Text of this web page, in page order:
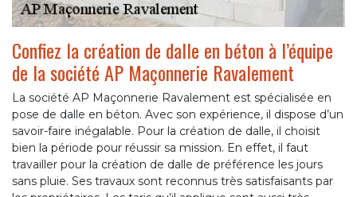
Confiez la création de dalle en béton à l’équipe
de la société AP Maçonnerie Ravalement
La société AP Maçonnerie Ravalement est spécialisée en
pose de dalle en béton. Avec son expérience, il dispose d’un
savoir-faire inégalable. Pour la création de dalle, il choisit
bien la période pour réussir sa mission. En effet, il faut
travailler pour la création de dalle de préférence les jours
sans pluie. Ses travaux sont reconnus très satisfaisants par